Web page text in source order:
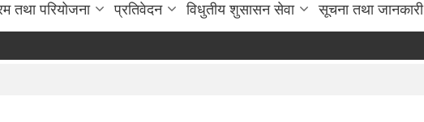
तथा परियोजना प्रतिवेदन विधुतीय शुसासन सेवा सूचना तथा जानकारी